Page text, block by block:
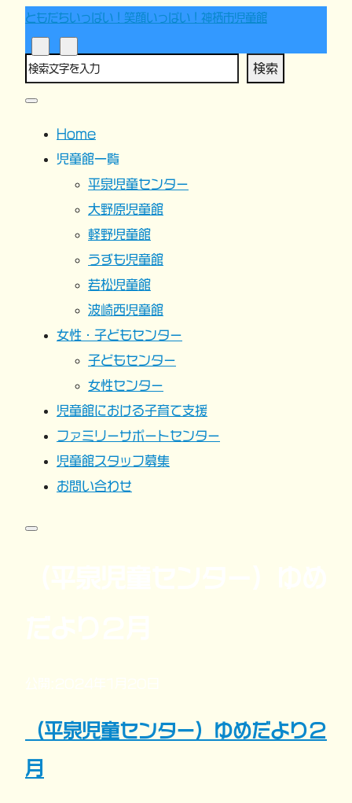
ともだちいっぱい！笑顔いっぱい！神栖市児童館
検索
Home
児童館一覧
平泉児童センター
大野原児童館
軽野児童館
うずも児童館
若松児童館
波崎西児童館
女性・子どもセンター
子どもセンター
女性センター
児童館における子育て支援
ファミリーサポートセンター
児童館スタッフ募集
お問い合わせ
（平泉児童センター）ゆめだより２
月